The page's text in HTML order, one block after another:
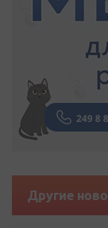
Другие